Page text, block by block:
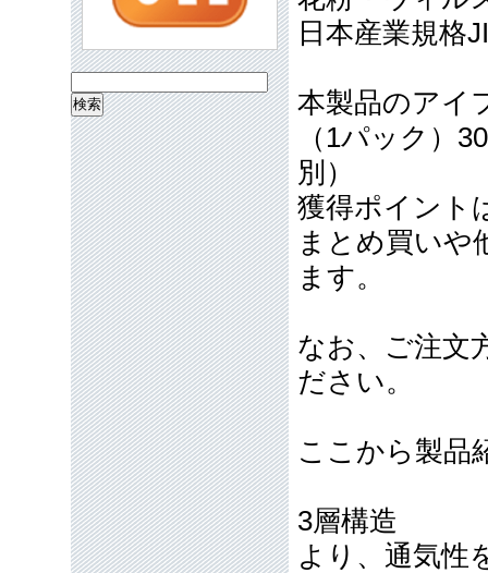
日本産業規格
本製品のアイ
（1パック）
別）
獲得ポイント
まとめ買いや
ます。
なお、ご注文
ださい。
ここから製品
3層構造
より、通気性
索: